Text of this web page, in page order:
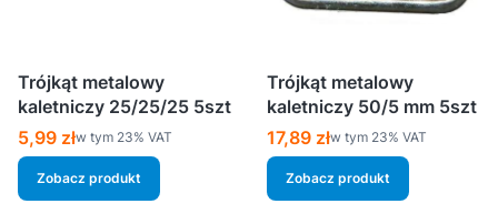
Trójkąt metalowy
kaletniczy 25/25/25 5szt
Cena brutto
5,99 złw tym %s VAT
w tym 23% VAT
Zobacz produkt
Trójkąt metalowy
kaletniczy 50/5 mm 5szt
Cena brutto
17,89 złw tym %s VAT
w tym 23% VAT
Zobacz produkt